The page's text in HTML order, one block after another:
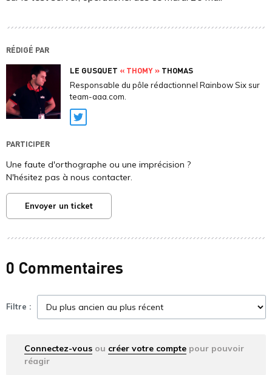
RÉDIGÉ PAR
LE GUSQUET « THOMY » THOMAS
Responsable du pôle rédactionnel Rainbow Six sur
team-aaa.com.
Twitter
PARTICIPER
Une faute d'orthographe ou une imprécision ?
N'hésitez pas à nous contacter.
Envoyer un ticket
0 Commentaires
Filtre :
Connectez-vous ou créer votre compte pour pouvoir
réagir